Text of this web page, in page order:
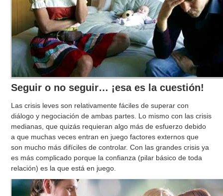
Seguir o no seguir… ¡esa es la cuestión!
Las crisis leves son relativamente fáciles de superar con
diálogo y negociación de ambas partes. Lo mismo con las crisis
medianas, que quizás requieran algo más de esfuerzo debido
a que muchas veces entran en juego factores externos que
son mucho más difíciles de controlar. Con las grandes crisis ya
es más complicado porque la confianza (pilar básico de toda
relación) es la que está en juego.